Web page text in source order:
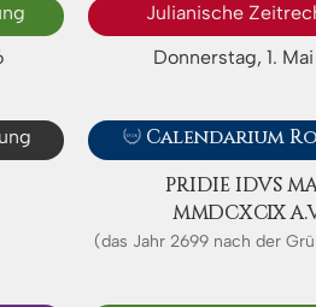
Julianische
Donnerstag, 1.
 Calendarium
PRIDIE IDVS
ⅯⅯⅮⅭⅩⅭⅨ
(das Jahr 2699 nach der